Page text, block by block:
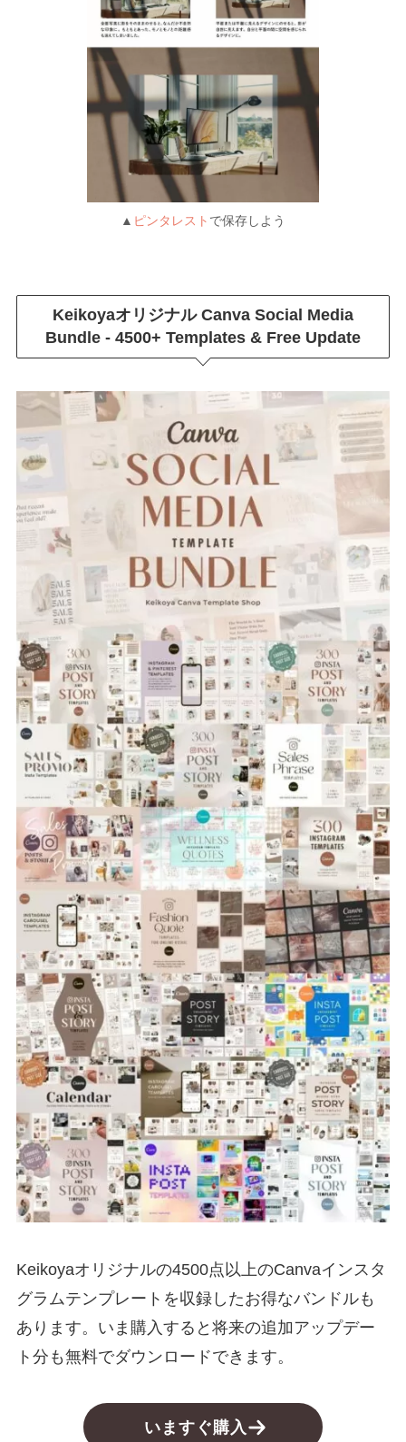
▲ ピンタレスト で保存しよう
Keikoyaオリジナル Canva Social Media
Bundle - 4500+ Templates & Free Update
Keikoyaオリジナルの4500点以上のCanvaインスタ
グラムテンプレートを収録したお得なバンドルも
あります。いま購入すると将来の追加アップデー
ト分も無料でダウンロードできます。
いますぐ購入